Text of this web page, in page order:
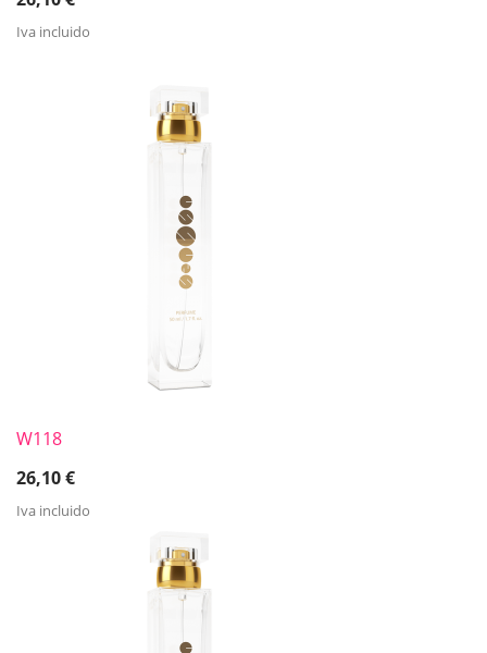
Iva incluido
W118
26,10€
Iva incluido